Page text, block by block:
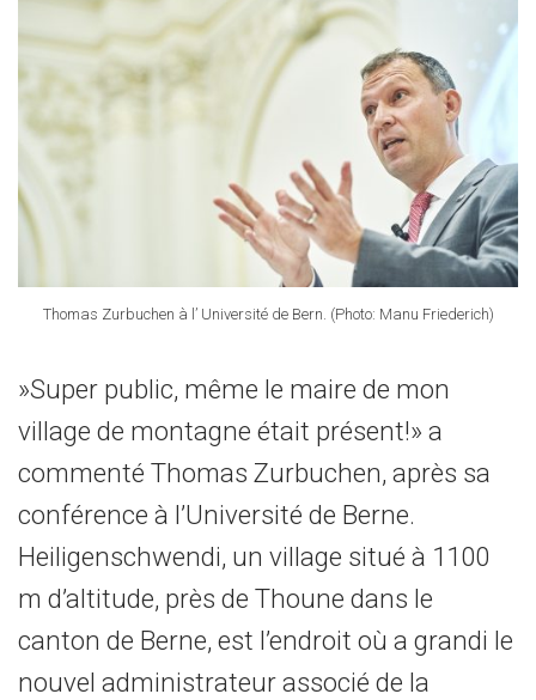
Thomas Zurbuchen à l’ Université de Bern. (Photo: Manu Friederich)
»Super public, même le maire de mon
village de montagne était présent!» a
commenté Thomas Zurbuchen, après sa
conférence à l’Université de Berne.
Heiligenschwendi, un village situé à 1100
m d’altitude, près de Thoune dans le
canton de Berne, est l’endroit où a grandi le
nouvel administrateur associé de la